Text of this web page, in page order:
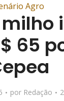
Agro
65
por Redação